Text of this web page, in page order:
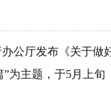
公厅发布《关于做
为主题，于5月上旬